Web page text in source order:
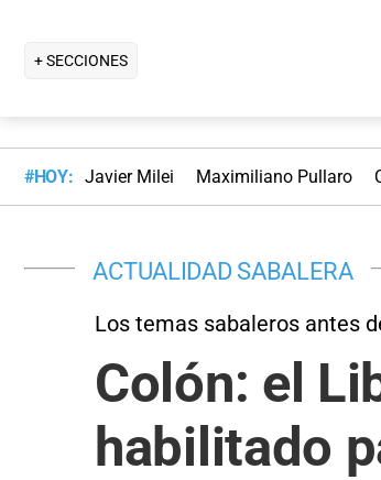
+ SECCIONES
#HOY: Javier Milei Maximiliano Pullaro
ACTUALIDAD SABALERA
Los temas sabaleros antes
Colón: el
habilitado